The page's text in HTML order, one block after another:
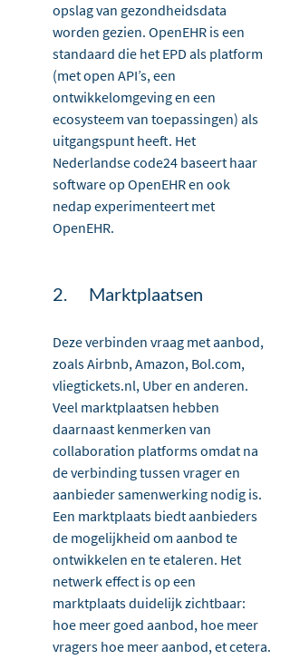
opslag van gezondheidsdata
worden gezien. OpenEHR is een
standaard die het EPD als platform
(met open API’s, een
ontwikkelomgeving en een
ecosysteem van toepassingen) als
uitgangspunt heeft. Het
Nederlandse code24 baseert haar
software op OpenEHR en ook
nedap experimenteert met
OpenEHR.
2.	Marktplaatsen
Deze verbinden vraag met aanbod,
zoals Airbnb, Amazon, Bol.com,
vliegtickets.nl, Uber en anderen.
Veel marktplaatsen hebben
daarnaast kenmerken van
collaboration platforms omdat na
de verbinding tussen vrager en
aanbieder samenwerking nodig is.
Een marktplaats biedt aanbieders
de mogelijkheid om aanbod te
ontwikkelen en te etaleren. Het
netwerk effect is op een
marktplaats duidelijk zichtbaar:
hoe meer goed aanbod, hoe meer
vragers hoe meer aanbod, et cetera.